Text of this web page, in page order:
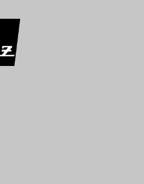
Blog
Blog
Blog